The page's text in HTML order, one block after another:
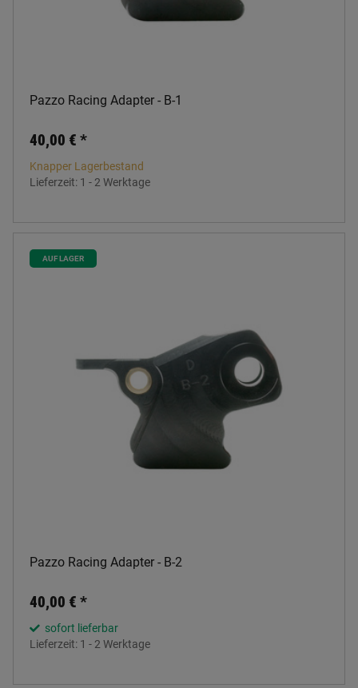
Pazzo Racing Adapter - B-1
40,00 € *
Knapper Lagerbestand
Lieferzeit: 1 - 2 Werktage
AUF LAGER
Pazzo Racing Adapter - B-2
40,00 € *
sofort lieferbar
Lieferzeit: 1 - 2 Werktage